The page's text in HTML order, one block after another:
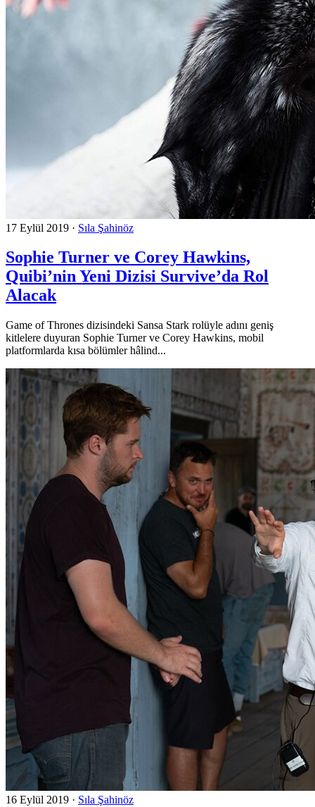
17 Eylül 2019 · Sıla Şahinöz
Sophie Turner ve Corey Hawkins,
Quibi’nin Yeni Dizisi Survive’da Rol
Alacak
Game of Thrones dizisindeki Sansa Stark rolüyle adını geniş
kitlelere duyuran Sophie Turner ve Corey Hawkins, mobil
platformlarda kısa bölümler hâlind...
16 Eylül 2019 · Sıla Şahinöz